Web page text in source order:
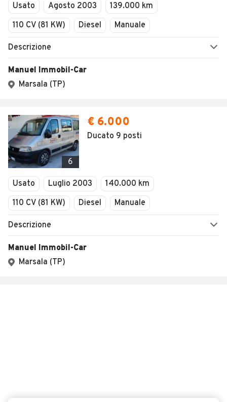
Usato Agosto 2003
139.000 km
110 CV (81 KW)
Diesel Manuale
Descrizione
Manuel Immobil-Car
Marsala (TP)
6
€ 6.000
Ducato 9 posti
Usato Luglio 2003
140.000 km
110 CV (81 KW)
Diesel Manuale
Descrizione
Manuel Immobil-Car
Marsala (TP)